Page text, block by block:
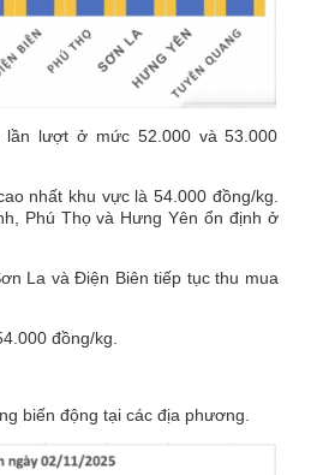
lượt ở mức 52.000 và 53.000
nhất khu vực là 54.000 đồng/kg.
Phú Thọ và Hưng Yên ổn định ở
La và Điện Biên tiếp tục thu mua
đồng/kg.
biến động tại các địa phương.